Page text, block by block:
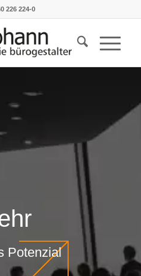
226 224-0
Potenzial